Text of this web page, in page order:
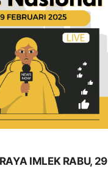
IMLEK RABU, 29